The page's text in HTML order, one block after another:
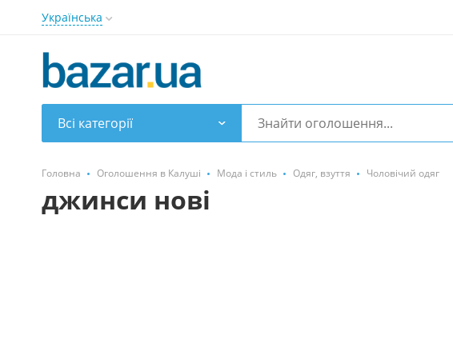
Українська
Всі категорії
Головна Оголошення в Калуші Мода і стиль Одяг, взуття Чоловічий одяг
джинси нові